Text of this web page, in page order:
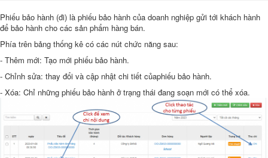
Phiếu bảo hành (đi) là phiếu bảo hành của doanh nghiệp gửi tới khách hành
để bảo hành cho các sản phẩm hàng bán.
Phía trên bảng thống kê có các nút chức năng sau:
- Thêm mới: Tạo mới phiếu bảo hành.
- Chỉnh sửa: thay đổi và cập nhật chi tiết củaphiếu bảo hành.
- Xóa: Chỉ những phiếu bảo hành ở trạng thái đang soạn mới có thể xóa.